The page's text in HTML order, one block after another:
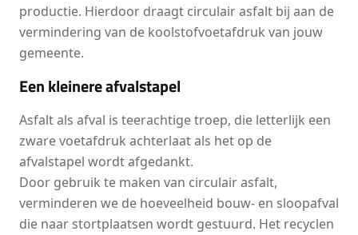
productie. Hierdoor draagt circulair asfalt bij aan de
vermindering van de koolstofvoetafdruk van jouw
gemeente.
Een kleinere afvalstapel
Asfalt als afval is teerachtige troep, die letterlijk een
zware voetafdruk achterlaat als het op de
afvalstapel wordt afgedankt.
Door gebruik te maken van circulair asfalt,
verminderen we de hoeveelheid bouw- en sloopafval
die naar stortplaatsen wordt gestuurd. Het recyclen